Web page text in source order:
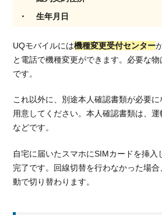
モバ
イル
プラ
ンが
mineo
5.
UQ
イル
で機
種変
更と
生年月日
UQモバイルには機種変更受付センター
と電話で機種変更ができます。必要な
です。
これ以外に、別途本人確認書類が必要
用意してください。本人確認書類は、
などです。
自宅に届いたスマホにSIMカードを挿入
完了です。回線切替を行わなかった場
動で切り替わります。